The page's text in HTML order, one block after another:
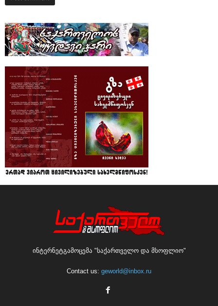
ინტერნეტგამოცემა "საქართველო და მსოფლიო"
Contact us: geworld@inbox.ru